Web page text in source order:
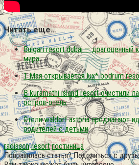
Читать еще…
Bulgari resort dubai — драгоценный
мира
1 Мая открывается lux* bodrum
В kuramathi island resort очистили
остров-отель
Отели waldorf astoria предлагают
родителей с детьми
radisson resort гостиница
Понравилась статья? Поделиться с